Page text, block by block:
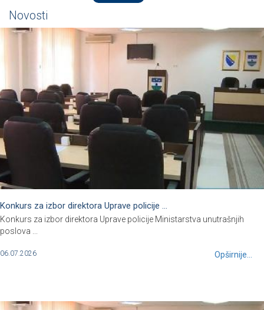
Novosti
Konkurs za izbor direktora Uprave policije ...
Konkurs za izbor direktora Uprave policije Ministarstva unutrašnjih
poslova ...
06.07.2026 Opširnije...